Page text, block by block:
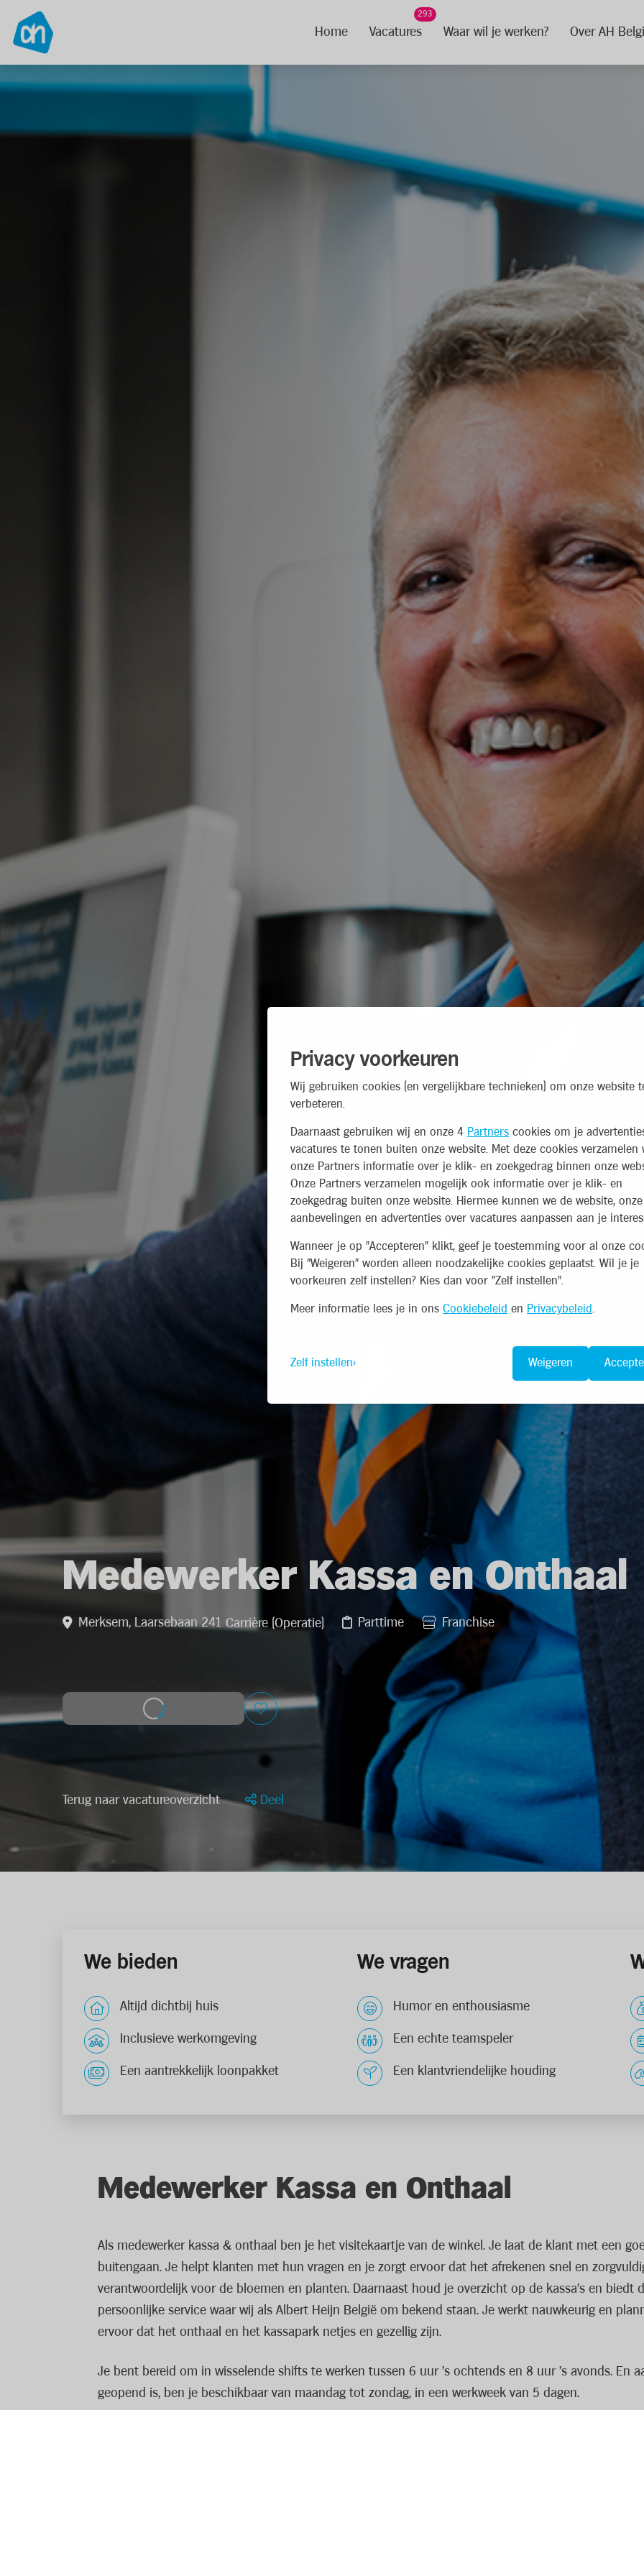
Privacy voorkeuren
Wij gebruiken cookies (en vergelijkbare technieken) om onze website
verbeteren.
Daarnaast gebruiken wij en onze 4 Partners cookies om je
vacatures te tonen buiten onze website. Met deze cookies verzamelen
onze Partners informatie over je klik- en zoekgedrag binnen onze
Onze Partners verzamelen mogelijk ook informatie over je klik- en
zoekgedrag buiten onze website. Hiermee kunnen we de website, onze
aanbevelingen en advertenties over vacatures aanpassen aan je
Wanneer je op "Accepteren" klikt, geef je toestemming voor al onze
Bij "Weigeren" worden alleen noodzakelijke cookies geplaatst. Wil je je
voorkeuren zelf instellen? Kies dan voor "Zelf instellen".
Meer informatie lees je in ons Cookiebeleid en Privacybeleid
Zelf instellen Weigeren
Home Vacatures
293
Waar wil je werken? Over AH
Medewerker Kassa en Onthaal
Merksem, Laarsebaan 241 Carrière (Operatie) Parttime Franchise
Solliciteer op deze job
Terug naar vacatureoverzicht Deel
We bieden
Altijd dichtbij huis
Inclusieve werkomgeving
Een aantrekkelijk loonpakket
We vragen
Humor en enthousiasme
Een echte teamspeler
Een klantvriendelijke houding
Medewerker Kassa en Onthaal
Als medewerker kassa & onthaal ben je het visitekaartje van de winkel. Je laat de klant met een
buitengaan. Je helpt klanten met hun vragen en je zorgt ervoor dat het afrekenen snel en
verantwoordelijk voor de bloemen en planten. Daarnaast houd je overzicht op de kassa’s en biedt
persoonlijke service waar wij als Albert Heijn België om bekend staan. Je werkt nauwkeurig en
ervoor dat het onthaal en het kassapark netjes en gezellig zijn.
Je bent bereid om in wisselende shifts te werken tussen 6 uur ’s ochtends en 8 uur ’s avonds. En
geopend is, ben je beschikbaar van maandag tot zondag, in een werkweek van 5 dagen.